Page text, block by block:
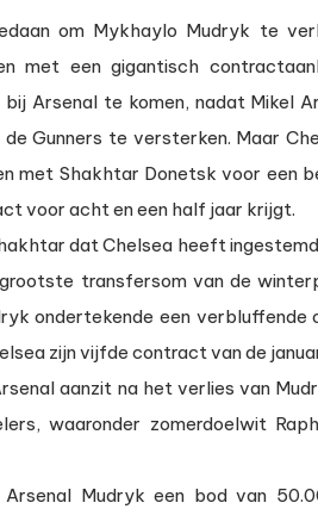
om Mykhaylo Mudryk te
met een gigantisch
bij Arsenal te komen, nadat Mikel
Gunners te versterken. Maar
met Shakhtar Donetsk voor een
voor acht en een half jaar krijgt.
dat Chelsea heeft
transfersom van de
ondertekende een
zijn vijfde contract van de
aanzit na het verlies van
waaronder zomerdoelwit
Arsenal Mudryk een bod van